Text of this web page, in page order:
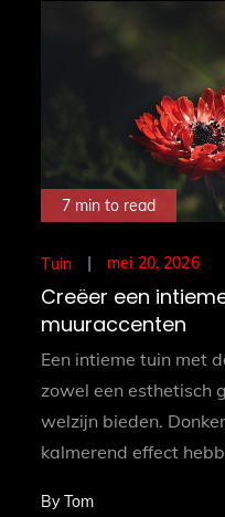
7 min to read
Tuin
Posted
on
mei 20, 2026
Creëer een
muuraccenten
Een intieme tuin met
zowel een esthetisch
welzijn bieden.
kalmerend effect
ByTom